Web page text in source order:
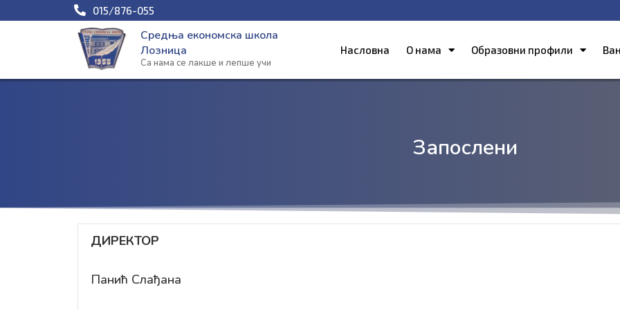
на
015/876-055
Средња економска школа
Лозница
Са нама се лакше и лепше учи
Насловна О нама Образовни профили
Запослени
ДИРЕКТОР
Панић Слађана